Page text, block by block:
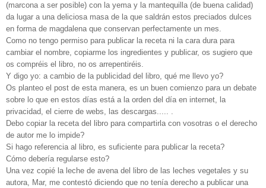
(marcona a ser posible) con la yema y la mantequilla (de buena calidad)
da lugar a una deliciosa masa de la que saldrán estos preciados dulces
en forma de magdalena que conservan perfectamente un mes.
Como no tengo permiso para publicar la receta ni la cara dura para
cambiar el nombre, copiarme los ingredientes y publicar, os sugiero que
os compréis el libro, no os arrepentiréis.
Y digo yo: a cambio de la publicidad del libro, qué me llevo yo?
Os planteo el post de esta manera, es un buen comienzo para un debate
sobre lo que en estos días está a la orden del día en internet, la
privacidad, el cierre de webs, las descargas..... .
Debo copiar la receta del libro para compartirla con vosotras o el derecho
de autor me lo impide?
Si hago referencia al libro, es suficiente para publicar la receta?
Cómo debería regularse esto?
Una vez copié la leche de avena del libro de las leches vegetales y su
autora, Mar, me contestó diciendo que no tenía derecho a publicar una